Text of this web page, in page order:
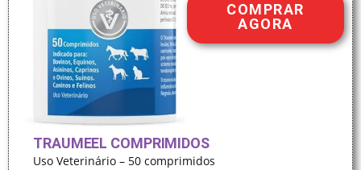
COMPRAR
AGORA
TRAUMEEL COMPRIMIDOS
Uso Veterinário – 50 comprimidos